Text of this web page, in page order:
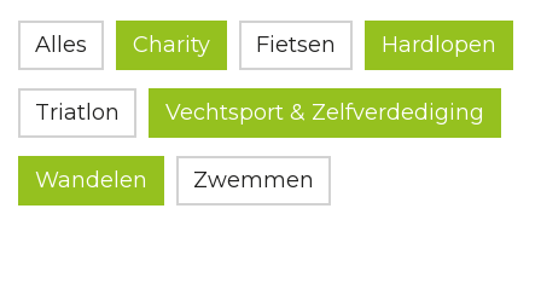
Alles Charity Fietsen Hardlopen
Triatlon Vechtsport & Zelfverdediging
Wandelen Zwemmen